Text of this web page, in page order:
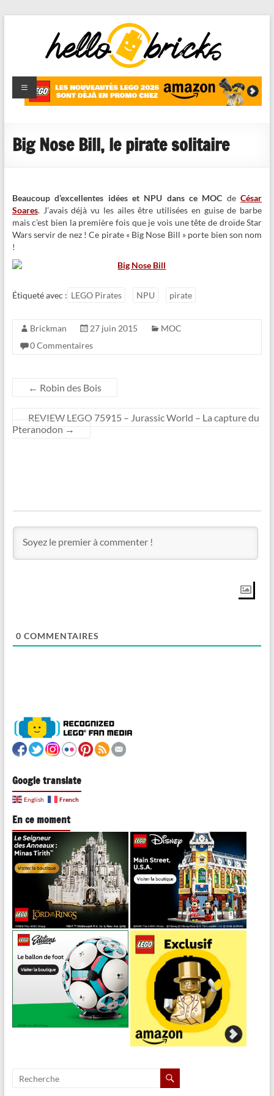
HelloBricks
Blog LEGO,
nouveaut�s
reviews
Big Nose Bill, le pirate solitaire
Beaucoup d’excellentes idées et NPU dans ce MOC deCésar
Soares. J’avais déjà vu les ailes être utilisées en guise de barbe
mais c’est bien la première fois que je vois une tête de droïde Star
Wars servir de nez ! Ce pirate « Big Nose Bill » porte bien son nom
!
Étiqueté avec : LEGO Pirates NPU pirate
Brickman 27 juin 2015
MOC
0 Commentaires
← Robin des Bois
REVIEW LEGO 75915 – Jurassic World – La capture du
Pteranodon →
0 COMMENTAIRES
Google translate
English French
En ce moment